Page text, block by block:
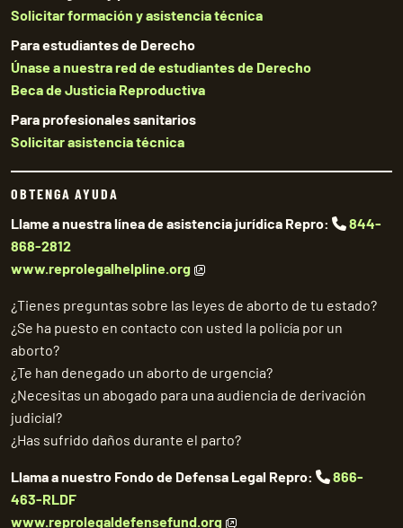
Solicitar formación y asistencia técnica
Para estudiantes de Derecho
Únase a nuestra red de estudiantes de Derecho
Beca de Justicia Reproductiva
Para profesionales sanitarios
Solicitar asistencia técnica
OBTENGA AYUDA
Llame a nuestra línea de asistencia jurídica Repro:
844-
868-2812
www.reprolegalhelpline.org
¿Tienes preguntas sobre las leyes de aborto de tu estado?
¿Se ha puesto en contacto con usted la policía por un
aborto?
¿Te han denegado un aborto de urgencia?
¿Necesitas un abogado para una audiencia de derivación
judicial?
¿Has sufrido daños durante el parto?
Llama a nuestro Fondo de Defensa Legal Repro:
866-
463-RLDF
www.reprolegaldefensefund.org